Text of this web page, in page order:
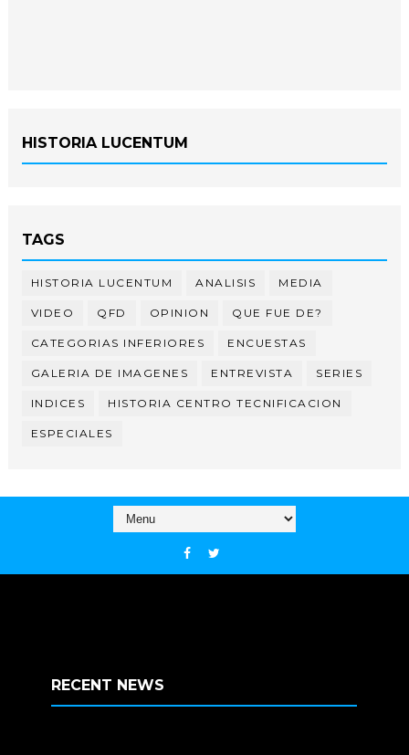
HISTORIA LUCENTUM
TAGS
HISTORIA LUCENTUM ANALISIS MEDIA
VIDEO QFD OPINION QUE FUE DE?
CATEGORIAS INFERIORES ENCUESTAS
GALERIA DE IMAGENES ENTREVISTA SERIES
INDICES HISTORIA CENTRO TECNIFICACION
ESPECIALES
RECENT NEWS